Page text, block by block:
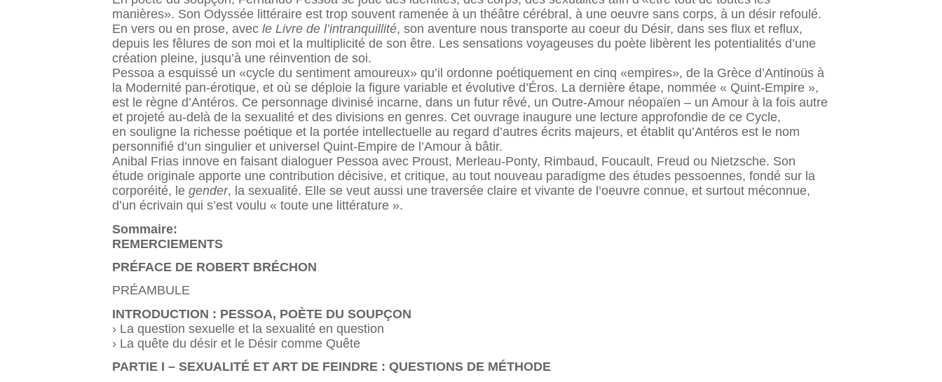
manières». Son Odyssée littéraire est trop souvent ramenée à un théâtre cérébral, à une oeuvre sans corps, à un désir refoulé.
En vers ou en prose, avec le Livre de l’intranquillité, son aventure nous transporte au coeur du Désir, dans ses flux et reflux,
depuis les fêlures de son moi et la multiplicité de son être. Les sensations voyageuses du poète libèrent les potentialités d’une
création pleine, jusqu’à une réinvention de soi.
Pessoa a esquissé un «cycle du sentiment amoureux» qu’il ordonne poétiquement en cinq «empires», de la Grèce d’Antinoüs à
la Modernité pan-érotique, et où se déploie la figure variable et évolutive d’Éros. La dernière étape, nommée « Quint-Empire »,
est le règne d’Antéros. Ce personnage divinisé incarne, dans un futur rêvé, un Outre-Amour néopaïen – un Amour à la fois autre
et projeté au-delà de la sexualité et des divisions en genres. Cet ouvrage inaugure une lecture approfondie de ce Cycle,
en souligne la richesse poétique et la portée intellectuelle au regard d’autres écrits majeurs, et établit qu’Antéros est le nom
personnifié d’un singulier et universel Quint-Empire de l’Amour à bâtir.
Anibal Frias innove en faisant dialoguer Pessoa avec Proust, Merleau-Ponty, Rimbaud, Foucault, Freud ou Nietzsche. Son
étude originale apporte une contribution décisive, et critique, au tout nouveau paradigme des études pessoennes, fondé sur la
corporéité, le gender, la sexualité. Elle se veut aussi une traversée claire et vivante de l’oeuvre connue, et surtout méconnue,
d’un écrivain qui s’est voulu « toute une littérature ».
Sommaire:
REMERCIEMENTS
PRÉFACE DE ROBERT BRÉCHON
PRÉAMBULE
INTRODUCTION : PESSOA, POÈTE DU SOUPÇON
› La question sexuelle et la sexualité en question
› La quête du désir et le Désir comme Quête
PARTIE I – SEXUALITÉ ET ART DE FEINDRE : QUESTIONS DE MÉTHODE